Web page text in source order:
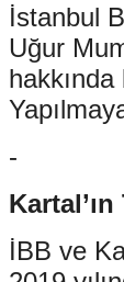
İstanbul
Uğur
-
İBB ve